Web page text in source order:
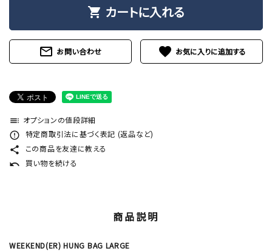
shopping_cart カートに入れる
mail_outline お問い合わせ favorite
toc オプションの値段詳細
error_outline 特定商取引法に基づく表記 (返品など)
share この商品を友達に教える
undo 買い物を続ける
商品説明
WEEKEND(ER) HUNG BAG LARGE